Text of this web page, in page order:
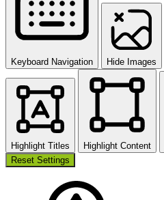
Keyboard Navigation Hide Images
Highlight Titles Highlight Content
Reset Settings